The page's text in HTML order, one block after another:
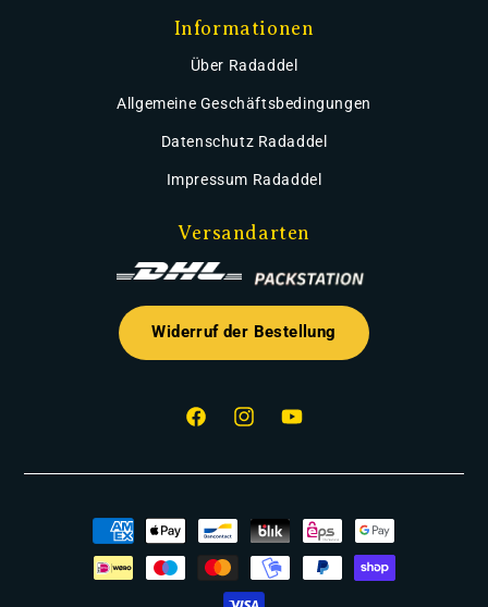
Informationen
Über Radaddel
Allgemeine Geschäftsbedingungen
Datenschutz Radaddel
Impressum Radaddel
Versandarten
Widerruf der Bestellung
FacebookInstagramYouTube
Zahlungsmethoden